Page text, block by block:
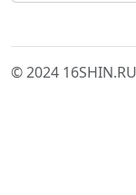
© 2024 16SHIN.RU